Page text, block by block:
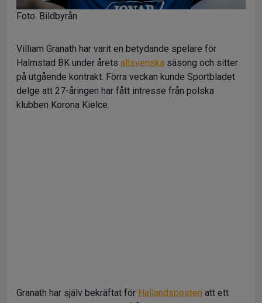
Foto: Bildbyrån
Villiam Granath har varit en betydande spelare för
Halmstad BK under årets allsvenska säsong och sitter
på utgående kontrakt. Förra veckan kunde Sportbladet
delge att 27-åringen har fått intresse från polska
klubben Korona Kielce.
Granath har själv bekräftat för Hallandsposten att ett